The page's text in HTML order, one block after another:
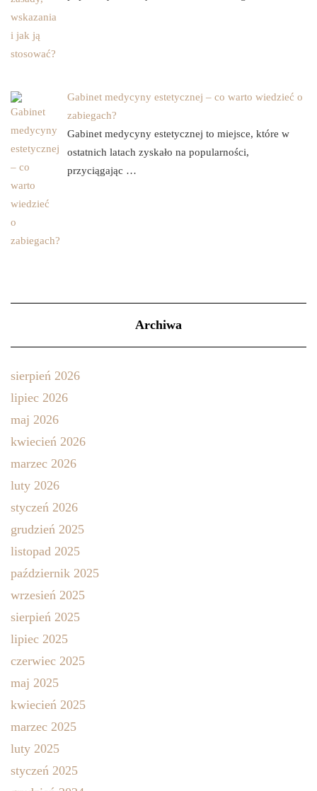
Gabinet medycyny estetycznej – co warto wiedzieć o
zabiegach?
Gabinet medycyny estetycznej to miejsce, które w
ostatnich latach zyskało na popularności,
przyciągając …
Archiwa
sierpień 2026
lipiec 2026
maj 2026
kwiecień 2026
marzec 2026
luty 2026
styczeń 2026
grudzień 2025
listopad 2025
październik 2025
wrzesień 2025
sierpień 2025
lipiec 2025
czerwiec 2025
maj 2025
kwiecień 2025
marzec 2025
luty 2025
styczeń 2025